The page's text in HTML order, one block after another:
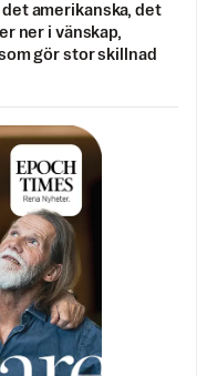
amerikanska, det
ner i vänskap,
gör stor skillnad